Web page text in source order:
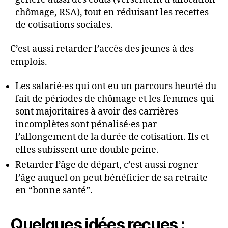
chômage, RSA), tout en réduisant les recettes
de cotisations sociales.
C’est aussi retarder l’accès des jeunes à des
emplois.
Les salarié·es qui ont eu un parcours heurté du
fait de périodes de chômage et les femmes qui
sont majoritaires à avoir des carrières
incomplètes sont pénalisé·es par
l’allongement de la durée de cotisation. Ils et
elles subissent une double peine.
Retarder l’âge de départ, c’est aussi rogner
l’âge auquel on peut bénéficier de sa retraite
en “bonne santé”.